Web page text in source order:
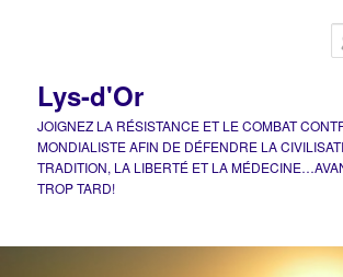
Lys-d'Or
JOIGNEZ LA RÉSISTANCE ET LE COMBAT
MONDIALISTE AFIN DE DÉFENDRE LA
TRADITION, LA LIBERTÉ ET LA
TROP TARD!